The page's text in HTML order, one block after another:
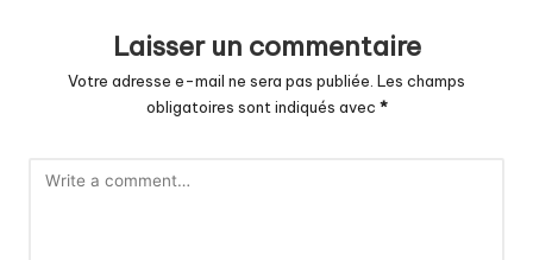
Laisser un commentaire
Votre adresse e-mail ne sera pas publiée. Les champs
obligatoires sont indiqués avec *